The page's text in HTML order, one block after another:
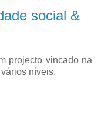
social &
projecto vincado na
níveis.